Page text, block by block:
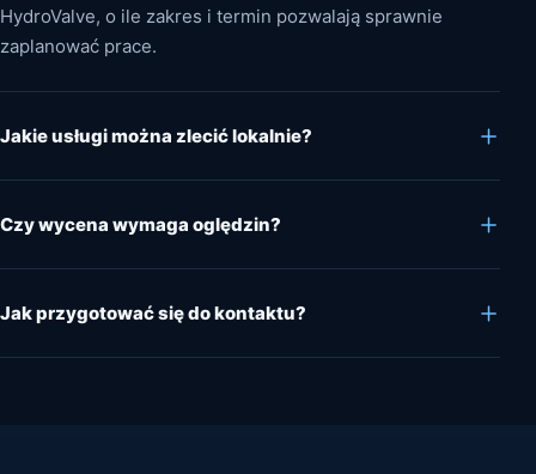
HydroValve, o ile zakres i termin pozwalają sprawnie
zaplanować prace.
Jakie usługi można zlecić lokalnie?
Czy wycena wymaga oględzin?
Jak przygotować się do kontaktu?